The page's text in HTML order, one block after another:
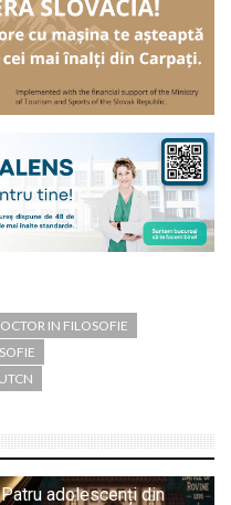
IN FILOSOFIE
UTCN
Patru adolescenți din